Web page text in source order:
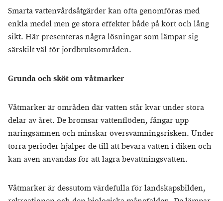
Smarta vattenvårdsåtgärder kan ofta genomföras med
enkla medel men ge stora effekter både på kort och lång
sikt. Här presenteras några lösningar som lämpar sig
särskilt väl för jordbruksområden.
Grunda och sköt om våtmarker
Våtmarker är områden där vatten står kvar under stora
delar av året. De bromsar vattenflöden, fångar upp
näringsämnen och minskar översvämningsrisken. Under
torra perioder hjälper de till att bevara vatten i diken och
kan även användas för att lagra bevattningsvatten.
Våtmarker är dessutom värdefulla för landskapsbilden,